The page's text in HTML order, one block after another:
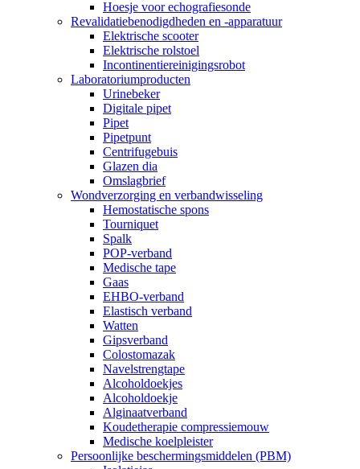
Hoesje voor echografiesonde
Revalidatiebenodigdheden en -apparatuur
Elektrische scooter
Elektrische rolstoel
Incontinentiereinigingsrobot
Laboratoriumproducten
Urinebeker
Digitale pipet
Pipet
Pipetpunt
Centrifugebuis
Glazen dia
Omslagbrief
Wondverzorging en verbandwisseling
Hemostatische spons
Tourniquet
Spalk
POP-verband
Medische tape
Gaas
EHBO-verband
Elastisch verband
Watten
Gipsverband
Colostomazak
Navelstrengtape
Alcoholdoekjes
Alcoholdoekje
Alginaatverband
Koudetherapie compressiemouw
Medische koelpleister
Persoonlijke beschermingsmiddelen (PBM)